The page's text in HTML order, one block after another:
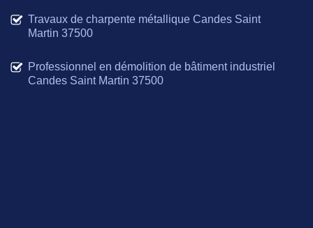
Travaux de charpente métallique Candes Saint
Martin 37500
Professionnel en démolition de bâtiment industriel
Candes Saint Martin 37500